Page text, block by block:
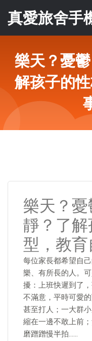
真愛旅舍手
樂天？憂
解孩子的
樂天？
靜？了
型，教
每位家長都希望自
樂、有所長的人。
擾：上班快遲到了
不滿意，平時可愛
甚至打人；一大群
縮在一邊不敢上前
磨蹭蹭慢半拍……